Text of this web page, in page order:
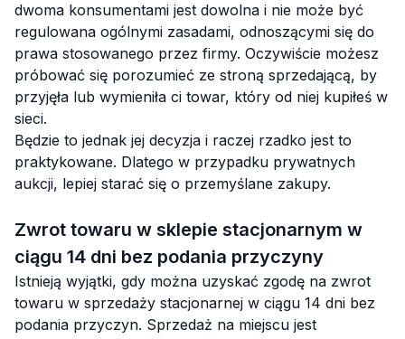
dwoma konsumentami jest dowolna i nie może być
regulowana ogólnymi zasadami, odnoszącymi się do
prawa stosowanego przez firmy. Oczywiście możesz
próbować się porozumieć ze stroną sprzedającą, by
przyjęła lub wymieniła ci towar, który od niej kupiłeś w
sieci.
Będzie to jednak jej decyzja i raczej rzadko jest to
praktykowane. Dlatego w przypadku prywatnych
aukcji, lepiej starać się o przemyślane zakupy.
Zwrot towaru w sklepie stacjonarnym w
ciągu 14 dni bez podania przyczyny
Istnieją wyjątki, gdy można uzyskać zgodę na zwrot
towaru w sprzedaży stacjonarnej w ciągu 14 dni bez
podania przyczyn. Sprzedaż na miejscu jest